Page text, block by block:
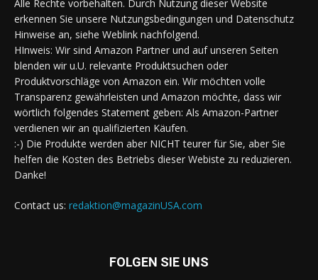
Alle Rechte vorbehalten. Durch Nutzung dieser Website
erkennen Sie unsere Nutzungsbedingungen und Datenschutz
Hinweise an, siehe Weblink nachfolgend.
HInweis: Wir sind Amazon Partner und auf unseren Seiten
blenden wir u.U. relevante Produktsuchen oder
Produktvorschläge von Amazon ein. Wir möchten volle
Transparenz gewährleisten und Amazon möchte, dass wir
wörtlich folgendes Statement geben: Als Amazon-Partner
verdienen wir an qualifizierten Käufen.
:-) Die Produkte werden aber NICHT teurer für Sie, aber Sie
helfen die Kosten des Betriebs dieser Webiste zu reduzieren.
Danke!
Contact us: redaktion@magazinUSA.com
FOLGEN SIE UNS